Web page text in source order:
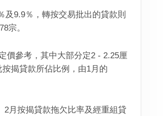
9.9％，轉按交易批出的貸款則
宗。
參考，其中大部分定2 - 2.25厘
揭貸款所佔比例，由1月的
月按揭貸款拖欠比率及經重組貸